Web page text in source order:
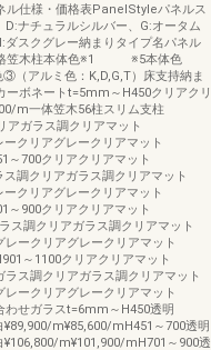
ル仕様・価格表PanelStyleパネルス
D:ナチュラルシルバー、G:オータム
ダスクグレー納まりタイプ名パネル
格笠木柱本体色※1 ※5本体色
（アルミ色：K,D,G,T）床支持納ま
ーボネートt=5mm～H450クリアクリ
m一体笠木56柱スリム支柱
ガラス調クリアマット
クリアグレークリアマット
700クリアクリアマット
調クリアガラス調クリアマット
クリアグレークリアマット
900クリアクリアマット
ス調クリアガラス調クリアマット
ークリアグレークリアマット
～1100クリアクリアマット
ス調クリアガラス調クリアマット
ークリアグレークリアマット
せガラスt=6mm～H450透明
m¥85,600/mH451～700透明
m¥101,900/mH701～900透